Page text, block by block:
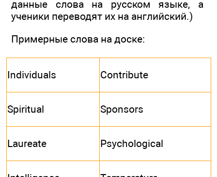
данные слова на русском языке, а
ученики переводят их на английский.)
Примерные слова на доске:
Individuals Contribute
Spiritual Sponsors
Laureate Psychological